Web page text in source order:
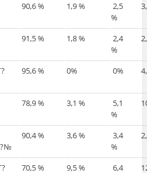
90,6 % 1,9 %
2,5
%
91,5 % 1,8 %
2,4
%
95,6 % 0% 0%
78,9 % 3,1 %
5,1
%
90,4 % 3,6 %
3,4
%
70,5 % 9,5 %
6,4